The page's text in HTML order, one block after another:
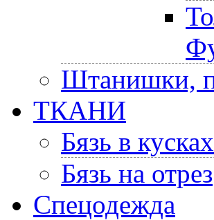
Штанишки,
ТКАНИ
Бязь в кусках
Бязь на отрез
Спецодежда